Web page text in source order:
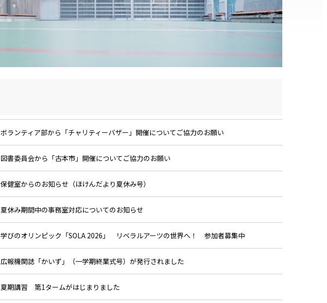
ボランティア部から「チャリティーバザー」開催についてご協力のお願い
図書委員会から「古本市」開催についてご協力のお願い
保健室からのお知らせ（ほけんだより夏休み号）
夏休み期間中の事務室対応についてのお知らせ
学びのオリンピック「SOLA 2026」 リベラルアーツの世界へ！ 参加者募集中
広報機関誌「かいず」（一学期終業式号）が発行されました
夏期講習 第1タームがはじまりました